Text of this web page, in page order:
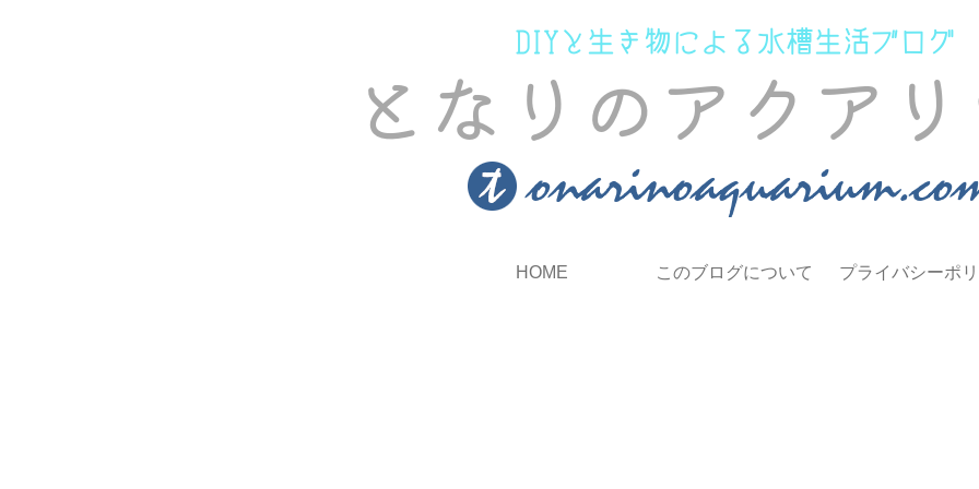
HOME このブログについて プライバシーポ